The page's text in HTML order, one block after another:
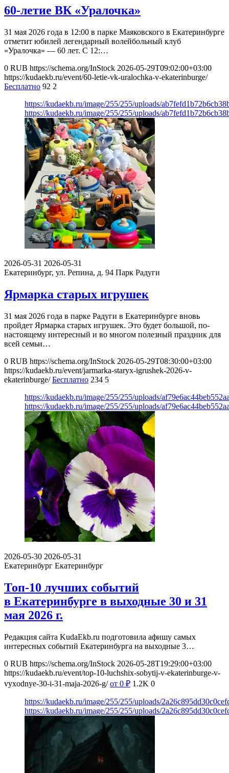
60-летие ВК «Уралочка»
31 мая 2026 года в 12:00 в парке Маяковского в Екатеринбурге
отметит юбилей легендарный волейбольный клуб
«Уралочка» — 60 лет. С 12:…
0 RUB https://schema.org/InStock 2026-05-29T09:02:00+03:00
https://kudaekb.ru/event/60-letie-vk-uralochka-v-ekaterinburge/
Бесплатно 92 2
https://kudaekb.ru/image/255/255/uploads/
https://kudaekb.ru/image/255/255/uploads/
2026-05-31 2026-05-31
Екатеринбург, ул. Репина, д. 94 Парк Радуги
Ярмарка старых игрушек
31 мая 2026 года в парке Радуги в Екатеринбурге вновь
пройдет Ярмарка старых игрушек. Это будет большой, по-
настоящему интересный и во многом полезный праздник для
всей семьи…
0 RUB https://schema.org/InStock 2026-05-29T08:30:00+03:00
https://kudaekb.ru/event/jarmarka-staryx-igrushek-2026-v-
ekaterinburge/ Бесплатно 234 5
https://kudaekb.ru/image/255/255/uploads/
https://kudaekb.ru/image/255/255/uploads/
2026-05-30 2026-05-31
Екатеринбург Екатеринбург
Топ-10 лучших событий
в Екатеринбурге в выходные 30 и 31
мая 2026 г.
Редакция сайта KudaEkb.ru подготовила афишу самых
интересных событий Екатеринбурга на выходные 3…
0 RUB https://schema.org/InStock 2026-05-28T19:29:00+03:00
https://kudaekb.ru/event/top-10-luchshix-sobytij-v-ekaterinburge-v-
vyxodnye-30-i-31-maja-2026-g/ от 0 ₽ 1.2K 0
https://kudaekb.ru/image/255/255/uploads/
https://kudaekb.ru/image/255/255/uploads/